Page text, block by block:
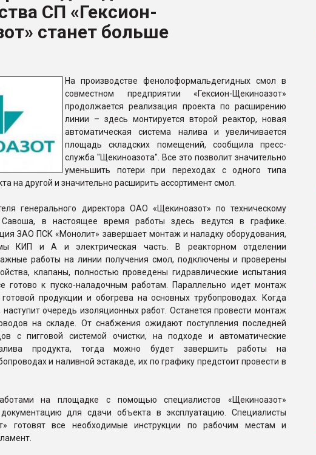
СП «Гексион-
станет больше
На производстве фенолоформальдегидных смол в
совместном предприятии «Гексион-Щекиноазот»
продолжается реализация проекта по расширению
линии – здесь монтируется второй реактор, новая
автоматическая система налива и увеличивается
площадь складских помещений, сообщила пресс-
служба "Щекиноазота". Все это позволит значительно
уменьшить потери при переходах с одного типа
на другой и значительно расширить ассортимент смол.
генерального директора ОАО «Щекиноазот» по техническому
в настоящее время работы здесь ведутся в графике.
ЗАО ПСК «Монолит» завершает монтаж и наладку оборудования,
КИП и А и электрическая часть. В реакторном отделении
работы на линии получения смол, подключены и проверены
клапаны, полностью проведены гидравлические испытания
готово к пуско-наладочным работам. Параллельно идет монтаж
продукции и обогрева на основных трубопроводах. Когда
наступит очередь изоляционных работ. Останется провести монтаж
на складе. От снабжения ожидают поступления последней
с пигговой системой очистки, на подходе и автоматические
продукта, тогда можно будет завершить работы на
и наливной эстакаде, их по графику предстоит провести в
на площадке с помощью специалистов «Щекиноазот»
для сдачи объекта в эксплуатацию. Специалисты
готовят все необходимые инструкции по рабочим местам и